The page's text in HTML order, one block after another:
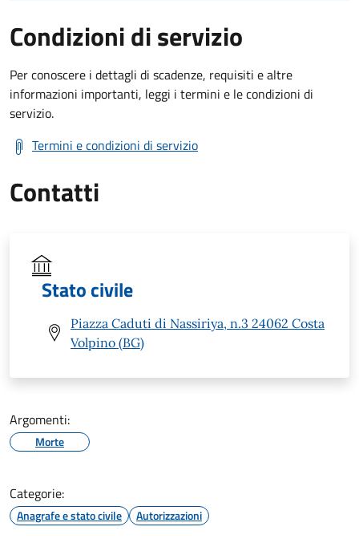
Condizioni di servizio
Per conoscere i dettagli di scadenze, requisiti e altre
informazioni importanti, leggi i termini e le condizioni di
servizio.
Termini e condizioni di servizio
Contatti
Stato civile
Piazza Caduti di Nassiriya, n.3 24062 Costa
Volpino (BG)
Argomenti:
Morte
Categorie:
Anagrafe e stato civile Autorizzazioni